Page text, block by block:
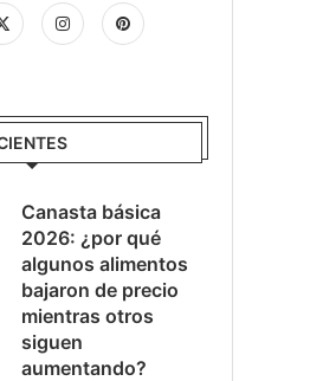
Canasta básica
2026: ¿por qué
algunos alimentos
bajaron de precio
mientras otros
siguen
aumentando?